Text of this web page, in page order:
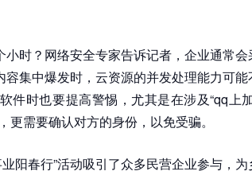
时？网络安全专家告诉记者，企业通常会
集中爆发时，云资源的并发处理能力可
件时也要提高警惕，尤其是在涉及“qq上
更需要确认对方的身份，以免受骗。
阳春行”活动吸引了众多民营企业参与，